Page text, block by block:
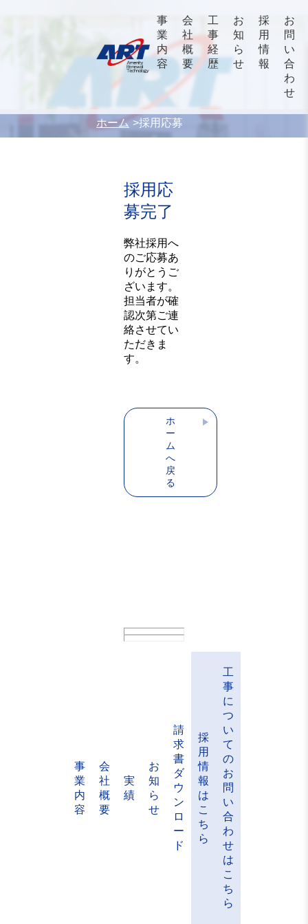
事
業
内
容
会
社
概
要
工
事
経
歴
お
知
ら
せ
採
用
情
報
お
問
い
合
わ
せ
ホーム 採用応募
採用応
募完了
弊社採用へ
のご応募あ
りがとうご
ざいます。
担当者が確
認次第ご連
絡させてい
ただきま
す。
ホ
ー
ム
へ
戻
る
事
業
内
容
会
社
概
要
実
績
お
知
ら
せ
請
求
書
ダ
ウ
ン
ロ
ー
ド
採
用
情
報
は
こ
ち
ら
工
事
に
つ
い
て
の
お
問
い
合
わ
せ
は
こ
ち
ら